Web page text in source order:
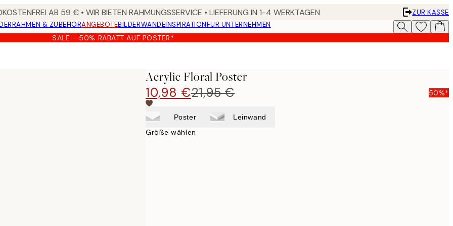
AB 59 € • WIR BIETEN RAHMUNGSSERVICE • LIEFERUNG IN 1-4 WERKTAGEN
ZUR KASSE
RAHMEN & ZUBEHÖRANGEBOTEBILDERWÄNDEINSPIRATIONFÜR UNTERNEHMEN
SALE - 50% RABATT AUF POSTER*
Acrylic Floral Poster
10,98 €21,95 € 50%*
Poster Leinwand
Größe wählen